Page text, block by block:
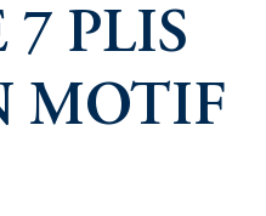
7 PLIS
MOTIF